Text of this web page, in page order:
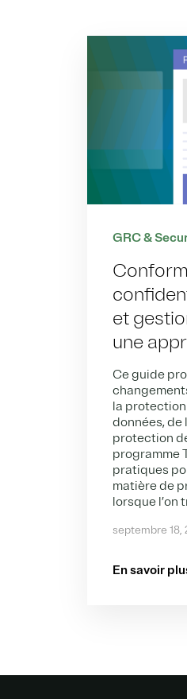
GRC &
et
une
Ce guide
la
données, de
protection
programme
pratiques
matière de
lorsque l’on
septembre 18,
En savoir